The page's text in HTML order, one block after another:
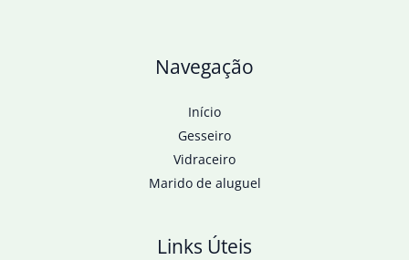
Navegação
Início
Gesseiro
Vidraceiro
Marido de aluguel
Links Úteis